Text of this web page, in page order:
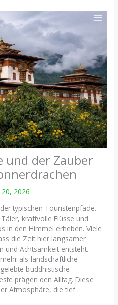
und der Zauber
20, 2026
typischen Touristenpfade.
kraftvolle Flüsse und
in den Himmel erheben. Viele
die Zeit hier langsamer
und Achtsamkeit entsteht.
als landschaftliche
buddhistische
prägen den Alltag. Diese
Atmosphäre, die tief